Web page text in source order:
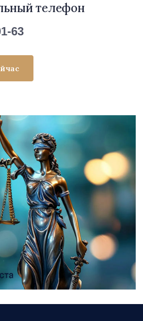
телефон
63